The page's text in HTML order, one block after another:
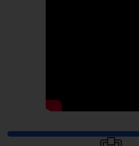
Pautan Pantas